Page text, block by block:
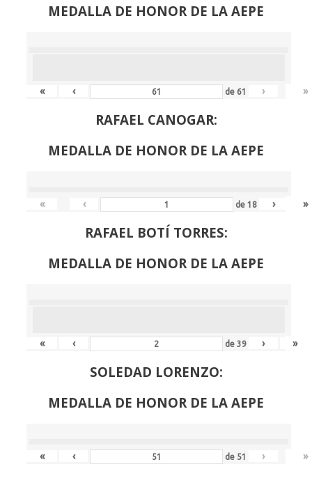
MEDALLA DE HONOR DE LA AEPE
« ‹ de 61 › »
RAFAEL CANOGAR:
MEDALLA DE HONOR DE LA AEPE
« ‹ de18 › »
RAFAEL BOTÍ TORRES:
MEDALLA DE HONOR DE LA AEPE
« ‹ de39 › »
SOLEDAD LORENZO:
MEDALLA DE HONOR DE LA AEPE
« ‹ de 51 › »